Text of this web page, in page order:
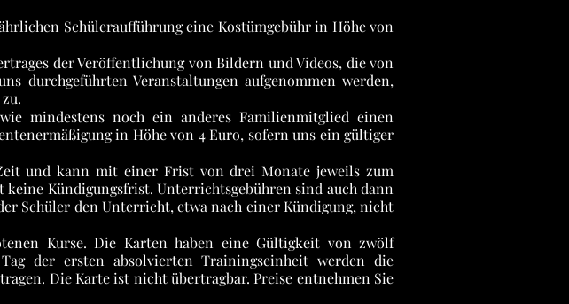
Schüleraufführung eine Kostümgebühr in Höhe von
der Veröffentlichung von Bildern und Videos, die von
durchgeführten Veranstaltungen aufgenommen werden,
mindestens noch ein anderes Familienmitglied einen
in Höhe von 4 Euro, sofern uns ein gültiger
und kann mit einer Frist von drei Monate jeweils zum
keine Kündigungsfrist. Unterrichtsgebühren sind auch dann
Schüler den Unterricht, etwa nach einer Kündigung, nicht
Kurse. Die Karten haben eine Gültigkeit von zwölf
der ersten absolvierten Trainingseinheit werden die
Die Karte ist nicht übertragbar. Preise entnehmen Sie